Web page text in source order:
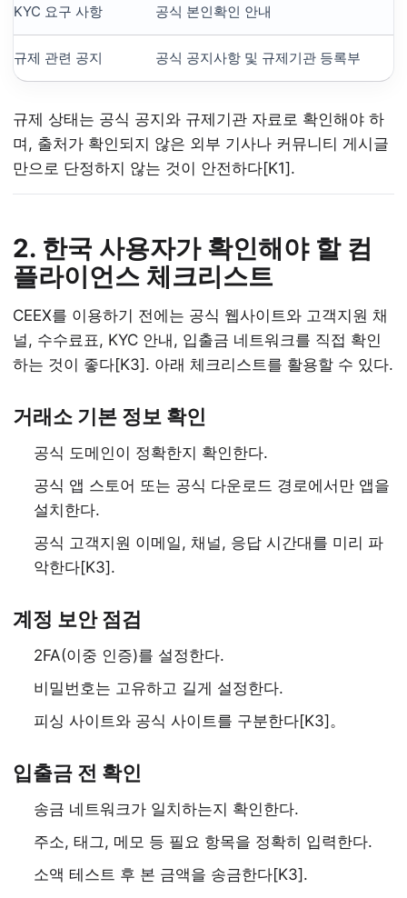
KYC 요구 사항 공식 본인확인 안내
규제 관련 공지 공식 공지사항 및 규제기관 등록부
규제 상태는 공식 공지와 규제기관 자료로 확인해야 하
며, 출처가 확인되지 않은 외부 기사나 커뮤니티 게시글
만으로 단정하지 않는 것이 안전하다[K1].
2. 한국 사용자가 확인해야 할 컴
플라이언스 체크리스트
CEEX를 이용하기 전에는 공식 웹사이트와 고객지원 채
널, 수수료표, KYC 안내, 입출금 네트워크를 직접 확인
하는 것이 좋다[K3]. 아래 체크리스트를 활용할 수 있다.
거래소 기본 정보 확인
공식 도메인이 정확한지 확인한다.
공식 앱 스토어 또는 공식 다운로드 경로에서만 앱을
설치한다.
공식 고객지원 이메일, 채널, 응답 시간대를 미리 파
악한다[K3].
계정 보안 점검
2FA(이중 인증)를 설정한다.
비밀번호는 고유하고 길게 설정한다.
피싱 사이트와 공식 사이트를 구분한다[K3]。
입출금 전 확인
송금 네트워크가 일치하는지 확인한다.
주소, 태그, 메모 등 필요 항목을 정확히 입력한다.
소액 테스트 후 본 금액을 송금한다[K3].